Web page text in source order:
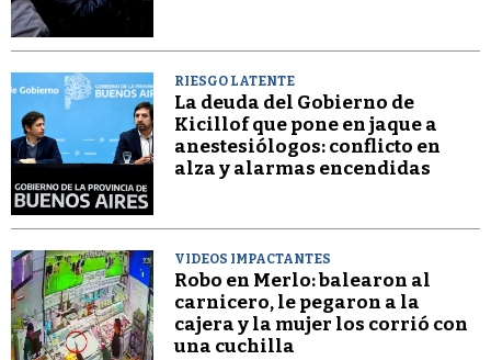
RIESGO LATENTE
La deuda del Gobierno de
Kicillof que pone en jaque a
anestesiólogos: conflicto en
alza y alarmas encendidas
VIDEOS IMPACTANTES
Robo en Merlo: balearon al
carnicero, le pegaron a la
cajera y la mujer los corrió con
una cuchilla